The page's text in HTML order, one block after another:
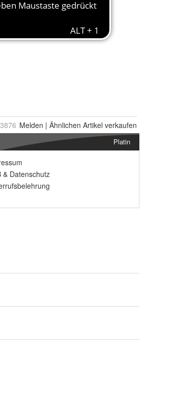
Melden | Ähnlichen Artikel verkaufen
Platin
& Datenschutz